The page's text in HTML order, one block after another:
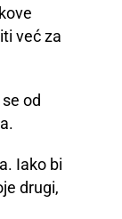
već za
od
Iako bi
drugi,